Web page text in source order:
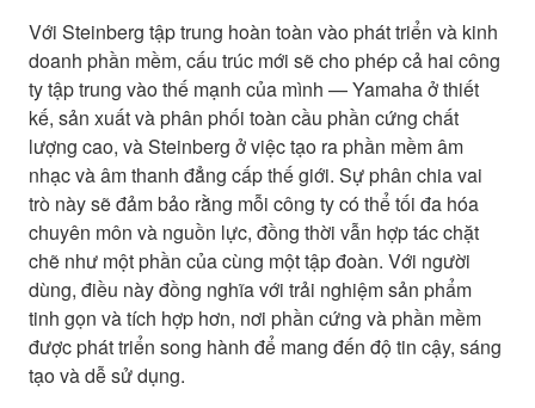
Với Steinberg tập trung hoàn toàn vào phát triển và kinh
doanh phần mềm, cấu trúc mới sẽ cho phép cả hai công
ty tập trung vào thế mạnh của mình — Yamaha ở thiết
kế, sản xuất và phân phối toàn cầu phần cứng chất
lượng cao, và Steinberg ở việc tạo ra phần mềm âm
nhạc và âm thanh đẳng cấp thế giới. Sự phân chia vai
trò này sẽ đảm bảo rằng mỗi công ty có thể tối đa hóa
chuyên môn và nguồn lực, đồng thời vẫn hợp tác chặt
chẽ như một phần của cùng một tập đoàn. Với người
dùng, điều này đồng nghĩa với trải nghiệm sản phẩm
tinh gọn và tích hợp hơn, nơi phần cứng và phần mềm
được phát triển song hành để mang đến độ tin cậy, sáng
tạo và dễ sử dụng.